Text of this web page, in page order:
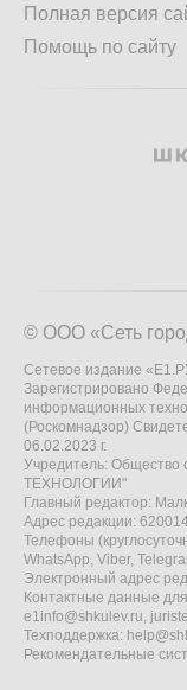
Полная версия
Помощь по сайту
© ООО «Сеть
Сетевое издание
Зарегистрировано
информационных
(Роскомнадзор)
06.02.2023 г.
Учредитель: Общество
ТЕХНОЛОГИИ"
Главный редактор:
Адрес редакции:
Телефоны
WhatsApp, Viber,
Электронный адрес
Контактные данные
e1info@shkulev.ru,
Техподдержка:
Рекомендательные